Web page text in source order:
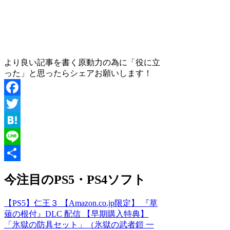
より良い記事を書く原動力の為に「役に立
った」と思ったらシェアお願いします！
Facebook
Twitter
Hatena
Line
有
今注目のPS5・PS4ソフト
【PS5】仁王３ 【Amazon.co.jp限定】 『草
薙の根付』DLC 配信 【早期購入特典】
「氷獄の防具セット」（氷獄の武者鎧 一